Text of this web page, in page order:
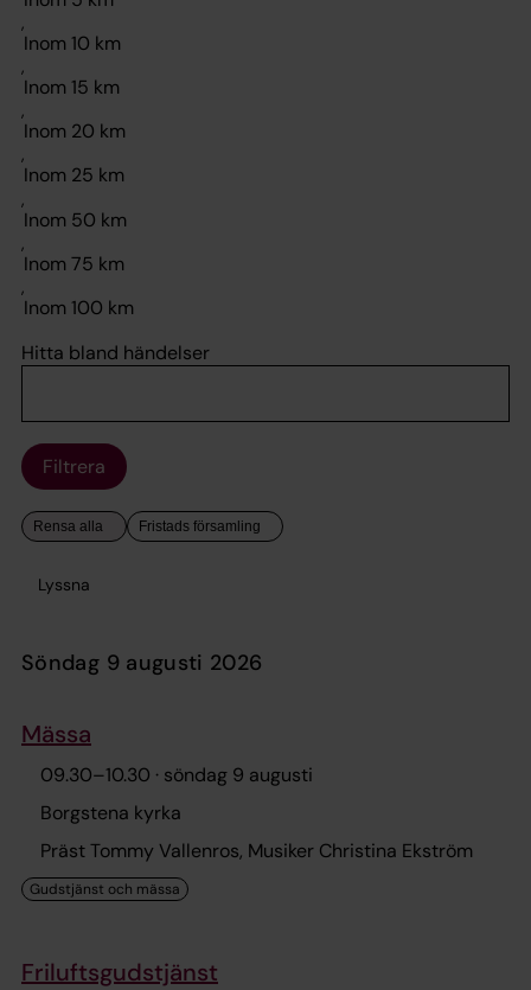
,
,
,
,
,
,
,
Hitta bland händelser
Filtrera
Lyssna
söndag 9 augusti 2026
Mässa
09.30–10.30 · söndag 9 augusti
Borgstena kyrka
Präst Tommy Vallenros, Musiker Christina Ekström
Friluftsgudstjänst